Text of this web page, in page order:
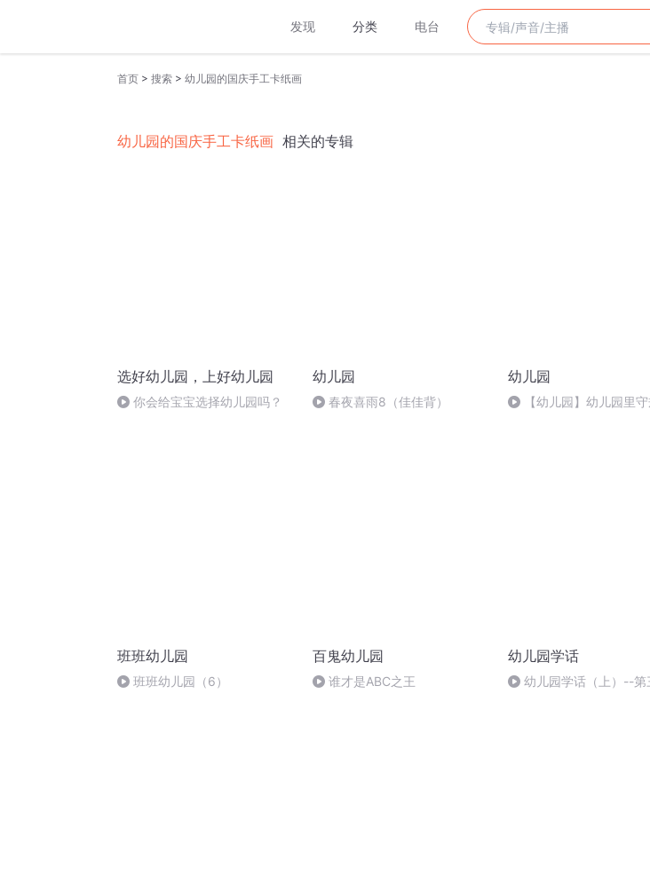
发现 分类 电台
首页 > 搜索 > 幼儿园的国庆手工卡纸画
幼儿园的国庆手工卡纸画 相关的专辑
选好幼儿园，上好幼儿园
你会给宝宝选择幼儿园吗？
幼儿园
春夜喜雨8（佳佳背）
幼儿园
【幼儿园】幼儿园里
班班幼儿园
班班幼儿园（6）
百鬼幼儿园
谁才是ABC之王
幼儿园学话
幼儿园学话（上）--第